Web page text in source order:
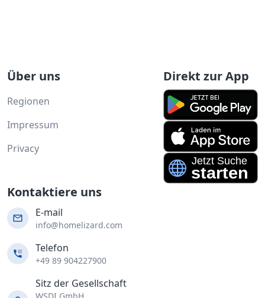
Über uns
Regionen
Impressum
Privacy
Direkt zur App
Kontaktiere uns
E-mail
info@homelizard.com
Telefon
+49 89 904227900
Sitz der Gesellschaft